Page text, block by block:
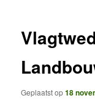
Geplaatst op18